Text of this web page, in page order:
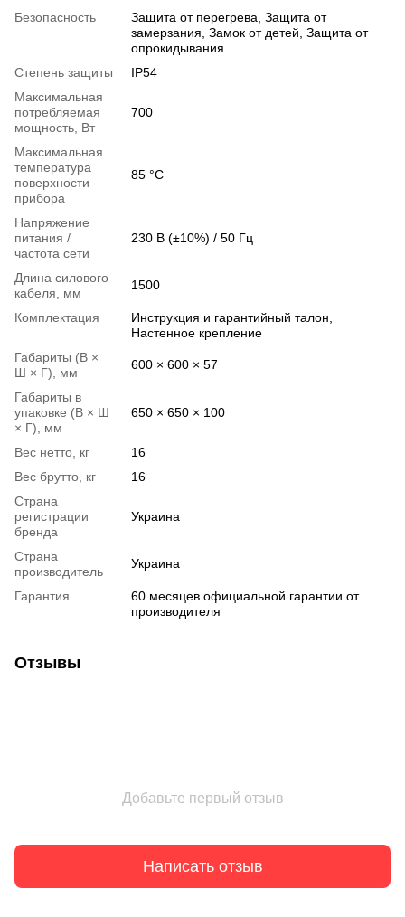
Безопасность
Защита от перегрева, Защита от
замерзания, Замок от детей, Защита от
опрокидывания
Степень защиты
IP54
Максимальная
потребляемая
мощность, Вт
700
Максимальная
температура
поверхности
прибора
85 °C
Напряжение
питания /
частота сети
230 В (±10%) / 50 Гц
Длина силового
кабеля, мм
1500
Комплектация
Инструкция и гарантийный талон,
Настенное крепление
Габариты (В ×
Ш × Г), мм
600 × 600 × 57
Габариты в
упаковке (В × Ш
× Г), мм
650 × 650 × 100
Вес нетто, кг
16
Вес брутто, кг
16
Страна
регистрации
бренда
Украина
Страна
производитель
Украина
Гарантия
60 месяцев официальной гарантии от
производителя
Отзывы
Добавьте первый отзыв
Написать отзыв